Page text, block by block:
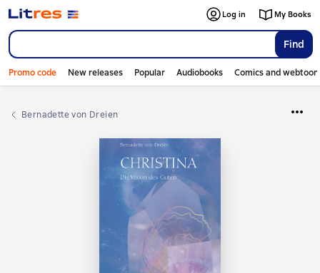
Find
Log in My Books
Promo code New releases Popular Audiobooks Comics and
Bernadette von Dreien